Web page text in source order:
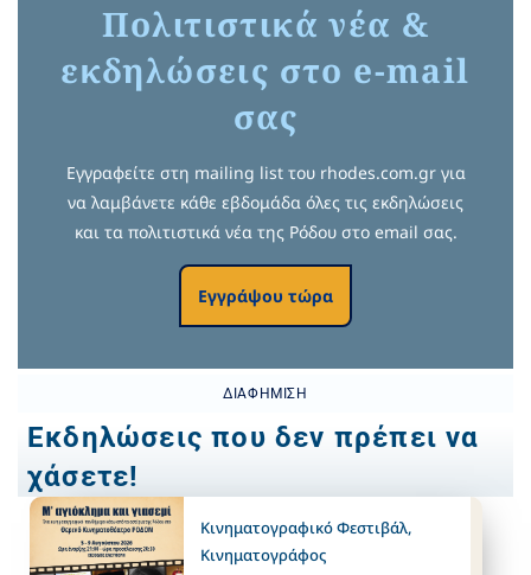
Πολιτιστικά νέα &
εκδηλώσεις στο e-mail
σας
Εγγραφείτε στη mailing list του rhodes.com.gr για
να λαμβάνετε κάθε εβδομάδα όλες τις εκδηλώσεις
και τα πολιτιστικά νέα της Ρόδου στο email σας.
Εγγράψου τώρα
ΔΙΑΦΉΜΙΣΗ
Εκδηλώσεις που δεν πρέπει να
χάσετε!
Κινηματογραφικό Φεστιβάλ,
Κινηματογράφος